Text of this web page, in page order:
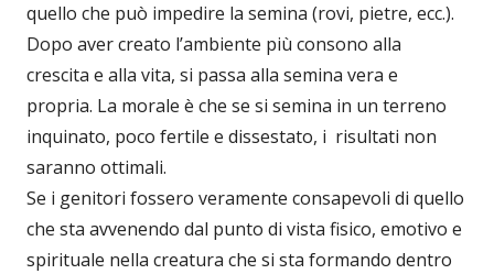
quello che può impedire la semina (rovi, pietre, ecc.).
Dopo aver creato l’ambiente più consono alla
crescita e alla vita, si passa alla semina vera e
propria. La morale è che se si semina in un terreno
inquinato, poco fertile e dissestato, i risultati non
saranno ottimali.
Se i genitori fossero veramente consapevoli di quello
che sta avvenendo dal punto di vista fisico, emotivo e
spirituale nella creatura che si sta formando dentro